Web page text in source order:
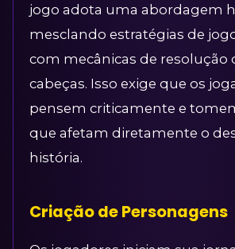
jogo adota uma abordagem
mesclando estratégias de
com mecânicas de resolução
cabeças. Isso exige que os
pensem criticamente e
que afetam diretamente o
história.
Criação de Personagens